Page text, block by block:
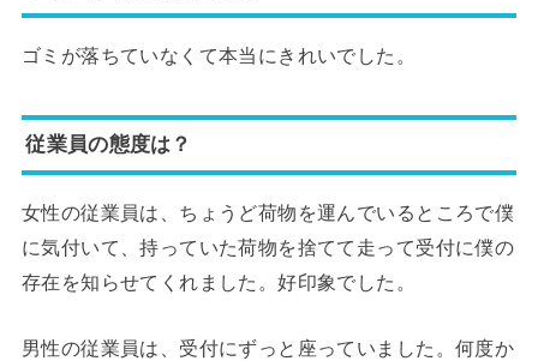
ゴミが落ちていなくて本当にきれいでした。
従業員の態度は？
女性の従業員は、ちょうど荷物を運んでいるところで僕
に気付いて、持っていた荷物を捨てて走って受付に僕の
存在を知らせてくれました。好印象でした。
男性の従業員は、受付にずっと座っていました。何度か